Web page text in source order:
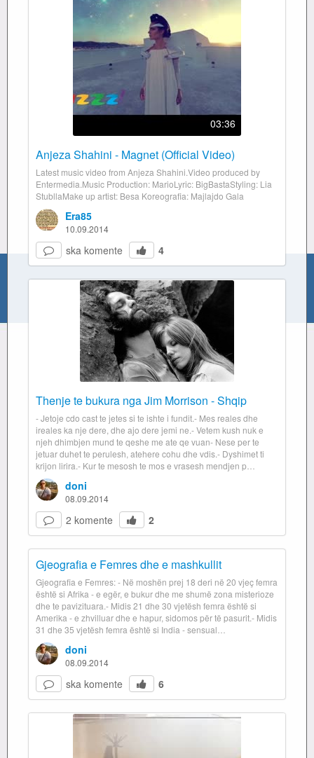
03:36
Anjeza Shahini - Magnet (Official Video)
Latest music video from Anjeza Shahini.Video produced by
Entermedia.Music Production: MarioLyric: BigBastaStyling: Lia
StubllaMake up artist: Besa Koreografia: Majlajdo Gala
Era85
10.09.2014
ska komente 4
Thenje te bukura nga Jim Morrison - Shqip
- Jetoje cdo cast te jetes si te ishte i fundit.- Mes reales dhe
ireales ka nje dere, dhe ajo dere jemi ne.- Vetem kush nuk e
njeh dhimbjen mund te qeshe me ate qe vuan- Nese per te
jetuar duhet te perulesh, atehere cohu dhe vdis.- Dyshimet ti
krijon lirira.- Kur te mesosh te mos e vrasesh mendjen p…
doni
08.09.2014
2 komente 2
Gjeografia e Femres dhe e mashkullit
Gjeografia e Femres: - Në moshën prej 18 deri në 20 vjeç femra
është si Afrika - e egër, e bukur dhe me shumë zona misterioze
dhe te pavizituara.- Midis 21 dhe 30 vjetësh femra është si
Amerika - e zhvilluar dhe e hapur, sidomos për të pasurit.- Midis
31 dhe 35 vjetësh femra është si India - sensual…
doni
08.09.2014
ska komente 6